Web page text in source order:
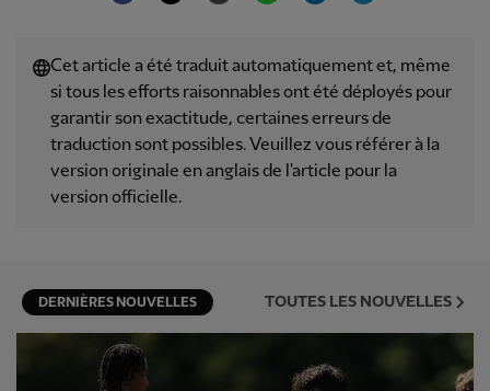
Cet article a été traduit automatiquement et, même
si tous les efforts raisonnables ont été déployés pour
garantir son exactitude, certaines erreurs de
traduction sont possibles. Veuillez vous référer à la
version originale en anglais de l'article pour la
version officielle.
DERNIÈRES NOUVELLES TOUTES LES NOUVELLES